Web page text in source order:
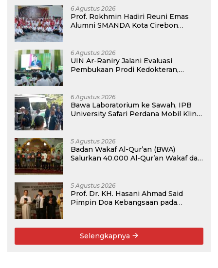
6 Agustus 2026
Prof. Rokhmin Hadiri Reuni Emas
Alumni SMANDA Kota Cirebon
6 Agustus 2026
UIN Ar-Raniry Jalani Evaluasi
Pembukaan Prodi Kedokteran,
6 Agustus 2026
Bawa Laboratorium ke Sawah, IPB
University Safari Perdana Mobil Klinik
5 Agustus 2026
Badan Wakaf Al-Qur’an (BWA)
Salurkan 40.000 Al-Qur’an Wakaf dan
5 Agustus 2026
Prof. Dr. KH. Hasani Ahmad Said
Pimpin Doa Kebangsaan pada
Pemasyarakatan RI
Selengkapnya